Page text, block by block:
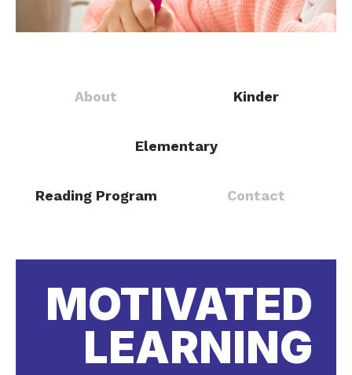
About Kinder
Elementary
Reading Program Contact
MOTIVATED
LEARNING